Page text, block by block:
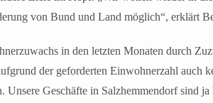
von Bund und Land möglich“, erklärt
in den letzten Monaten durch
der geforderten Einwohnerzahl auch
Geschäfte in Salzhemmendorf sind